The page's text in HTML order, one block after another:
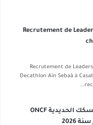
Recrutement de
Recrutement de
Decathlon Aïn Sebaâ à
مباراة المكتب الوطني للسكك الحديدية ONCF